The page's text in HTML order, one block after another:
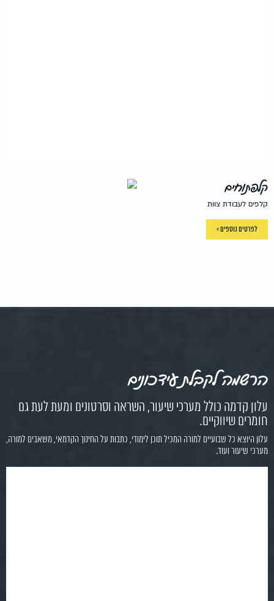
קלפתוחים
קלפים לעבודת צוות
לפרטים נוספים >
הרשמה לקבלת עידכונים
עלון קדמה כולל מערכי שיעור, השראה וסרטונים ומעת לעת גם
חומרים שיווקיים.
עלון היוצא כל שבועיים למורה המכיל תוכן לימודי, כתבות על החינוך הקדמאי, משאבים למורה,
מערכי שיעור ועוד.